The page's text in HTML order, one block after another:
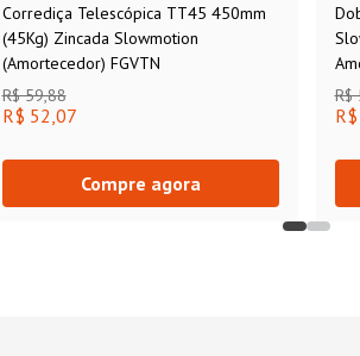
Corrediça Telescópica TT45 450mm
(45Kg) Zincada Slowmotion
(Amortecedor) FGVTN
R$ 59,88
R$ 52,07
Compre agora
R$